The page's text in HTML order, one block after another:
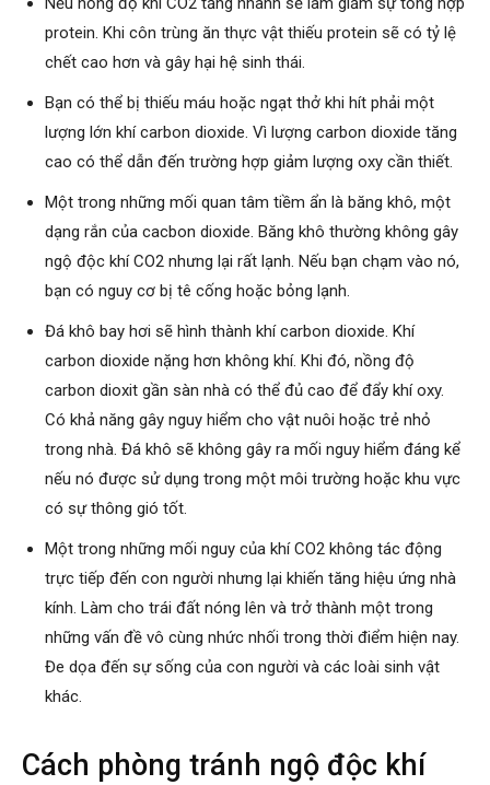
protein. Khi côn trùng ăn thực vật thiếu protein sẽ có tỷ lệ
chết cao hơn và gây hại hệ sinh thái.
Bạn có thể bị thiếu máu hoặc ngạt thở khi hít phải một
lượng lớn khí carbon dioxide. Vì lượng carbon dioxide tăng
cao có thể dẫn đến trường hợp giảm lượng oxy cần thiết.
Một trong những mối quan tâm tiềm ẩn là băng khô, một
dạng rắn của cacbon dioxide. Băng khô thường không gây
ngộ độc khí CO2 nhưng lại rất lạnh. Nếu bạn chạm vào nó,
bạn có nguy cơ bị tê cống hoặc bỏng lạnh.
Đá khô bay hơi sẽ hình thành khí carbon dioxide. Khí
carbon dioxide nặng hơn không khí. Khi đó, nồng độ
carbon dioxit gần sàn nhà có thể đủ cao để đẩy khí oxy.
Có khả năng gây nguy hiểm cho vật nuôi hoặc trẻ nhỏ
trong nhà. Đá khô sẽ không gây ra mối nguy hiểm đáng kể
nếu nó được sử dụng trong một môi trường hoặc khu vực
có sự thông gió tốt.
Một trong những mối nguy của khí CO2 không tác động
trực tiếp đến con người nhưng lại khiến tăng hiệu ứng nhà
kính. Làm cho trái đất nóng lên và trở thành một trong
những vấn đề vô cùng nhức nhối trong thời điểm hiện nay.
Đe dọa đến sự sống của con người và các loài sinh vật
khác.
Cách phòng tránh ngộ độc khí